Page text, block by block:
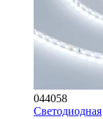
044058
Светодиодная